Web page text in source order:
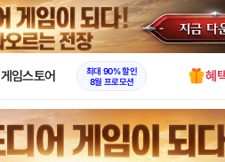
X
게임스토어
최대 90% 할인
8월 프로모션
혜